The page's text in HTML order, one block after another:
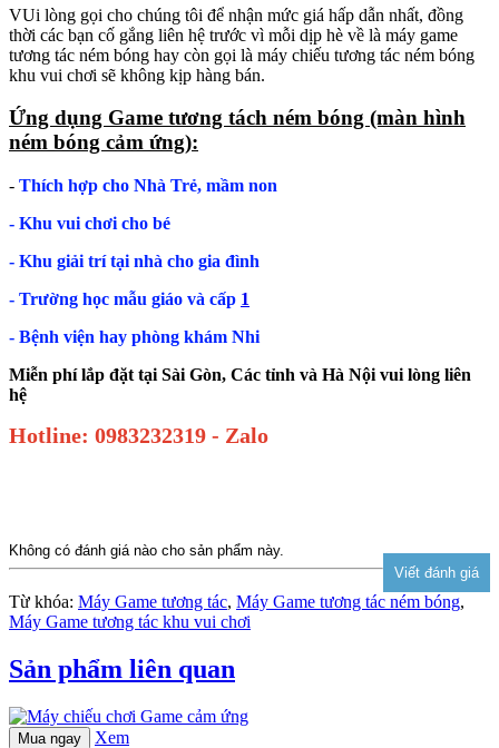
VUi lòng gọi cho chúng tôi để nhận mức giá hấp dẫn nhất, đồng
thời các bạn cố gắng liên hệ trước vì mỗi dịp hè về là máy game
tương tác ném bóng hay còn gọi là máy chiếu tương tác ném bóng
khu vui chơi sẽ không kịp hàng bán.
Ứng dụng Game tương tách ném bóng (màn hình
ném bóng cảm ứng):
- Thích hợp cho Nhà Trẻ, mầm non
- Khu vui chơi cho bé
- Khu giải trí tại nhà cho gia đình
- Trường học mẫu giáo và cấp 1
- Bệnh viện hay phòng khám Nhi
Miễn phí lắp đặt tại Sài Gòn, Các tỉnh và Hà Nội vui lòng liên
hệ
Hotline: 0983232319 - Zalo
Không có đánh giá nào cho sản phẩm này.
Từ khóa: Máy Game tương tác, Máy Game tương tác ném bóng,
Máy Game tương tác khu vui chơi
Sản phẩm liên quan
Mua ngay Xem